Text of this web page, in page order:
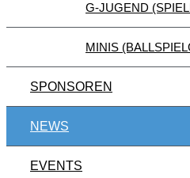
G-JUGEND
MINIS
SPONSOREN
NEWS
EVENTS